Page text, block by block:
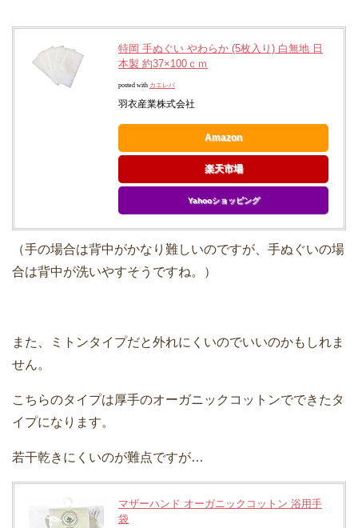
特岡 手ぬぐい やわらか (5枚入り) 白無地 日
本製 約37×100ｃｍ
posted with カエレバ
羽衣産業株式会社
Amazon
楽天市場
Yahooショッピング
（手の場合は背中がかなり難しいのですが、手ぬぐいの場
合は背中が洗いやすそうですね。）
また、ミトンタイプだと外れにくいのでいいのかもしれま
せん。
こちらのタイプは厚手のオーガニックコットンでできたタ
イプになります。
若干乾きにくいのが難点ですが…
マザーハンド オーガニックコットン 浴用手
袋